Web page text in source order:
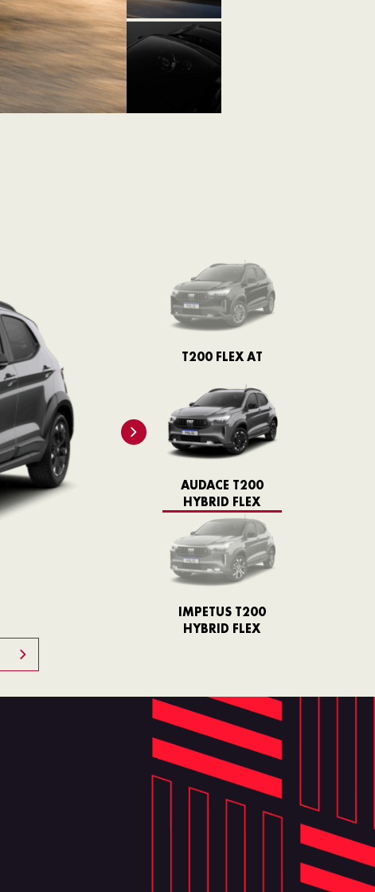
T200 FLEX AT
AUDACE T200
HYBRID FLEX
IMPETUS T200
HYBRID FLEX